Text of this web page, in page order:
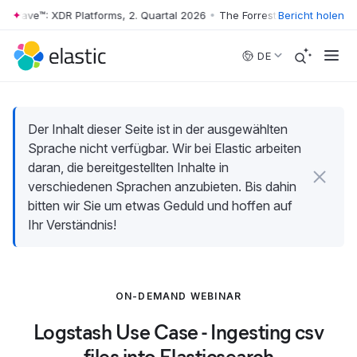
Skip to main content
Wave™: XDR Platforms, 2. Quartal 2026 • The Forrester Wave™: XDR
Bericht holen
DE
Der Inhalt dieser Seite ist in der ausgewählten
Sprache nicht verfügbar. Wir bei Elastic arbeiten
daran, die bereitgestellten Inhalte in
verschiedenen Sprachen anzubieten. Bis dahin
bitten wir Sie um etwas Geduld und hoffen auf
Ihr Verständnis!
ON-DEMAND WEBINAR
Logstash Use Case - Ingesting csv